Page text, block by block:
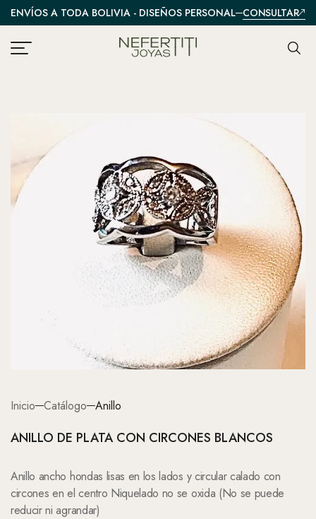
ENVÍOS A TODA BOLIVIA - DISEÑOS PERSONALIZADOS
CONSULTAR
Inicio Catálogo Anillo
ANILLO DE PLATA CON CIRCONES BLANCOS
Anillo ancho hondas lisas en los lados y circular calado con
circones en el centro Niquelado no se oxida (No se puede
reducir ni agrandar)